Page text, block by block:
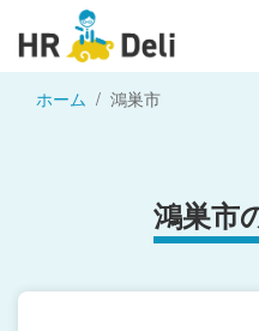
ホーム 鴻巣市
鴻巣市